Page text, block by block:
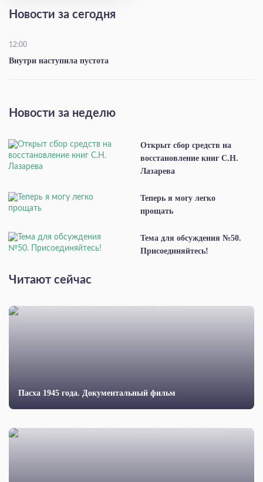
Новости за сегодня
12:00
Внутри наступила пустота
Новости за неделю
Открыт сбор средств на
восстановление книг С.Н.
Лазарева
Теперь я могу легко
прощать
Тема для обсуждения №50.
Присоединяйтесь!
Читают сейчас
Пасха 1945 года. Документальный фильм